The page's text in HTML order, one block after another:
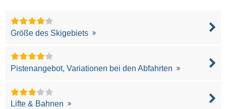
Größe des Skigebiets
Pistenangebot, Variationen bei den Abfahrten
Lifte & Bahnen